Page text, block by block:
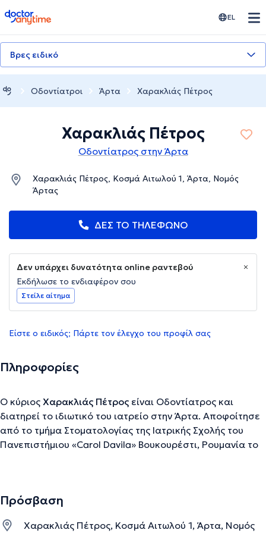
doctoranytime EL
Βρες ειδικό
Οδοντίατροι Άρτα Χαρακλιάς Πέτρος
Χαρακλιάς Πέτρος
Οδοντίατρος στην Άρτα
Χαρακλιάς Πέτρος, Κοσμά Αιτωλού 1, Άρτα, Νομός
Άρτας
ΔΕΣ ΤΟ ΤΗΛΕΦΩΝΟ
Δεν υπάρχει δυνατότητα online ραντεβού
Εκδήλωσε το ενδιαφέρον σου
Στείλε αίτημα
Είστε ο ειδικός; Πάρτε τον έλεγχο του προφίλ σας
Πληροφορίες
Ο κύριος Χαρακλιάς Πέτρος είναι Οδοντίατρος και
διατηρεί το ιδιωτικό του ιατρείο στην Άρτα. Αποφοίτησε
από το τμήμα Στοματολογίας της Ιατρικής Σχολής του
Πανεπιστήμιου «Carol Davila» Βουκουρέστι, Ρουμανία το
Νοσοκομείου στην Κωστάντζα της Ρουμανίας το διάστημα
ειδικότητας από το Υπουργείο Υγείας της Ρουμανίας.
Πρόσβαση
Χαρακλιάς Πέτρος, Κοσμά Αιτωλού 1, Άρτα, Νομός